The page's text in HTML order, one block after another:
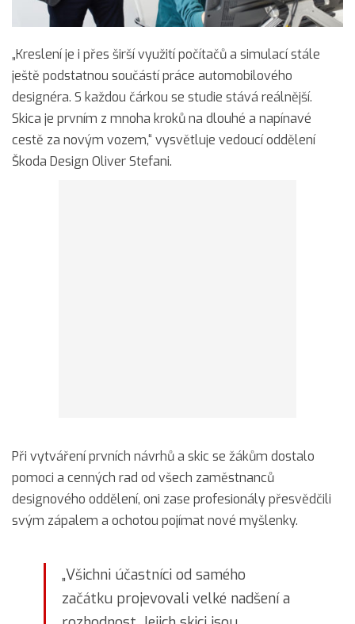
„Kreslení je i přes širší využití počítačů a simulací stále
ještě podstatnou součástí práce automobilového
designéra. S každou čárkou se studie stává reálnější.
Skica je prvním z mnoha kroků na dlouhé a napínavé
cestě za novým vozem,“ vysvětluje vedoucí oddělení
Škoda Design Oliver Stefani.
Při vytváření prvních návrhů a skic se žákům dostalo
pomoci a cenných rad od všech zaměstnanců
designového oddělení, oni zase profesionály přesvědčili
svým zápalem a ochotou pojímat nové myšlenky.
„Všichni účastníci od samého
začátku projevovali velké nadšení a